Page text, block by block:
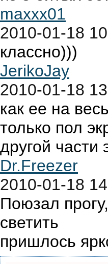
maxxx01
2010-01-18
классно)))
JerikoJay
2010-01-18
как ее на
только пол
другой части
Dr.Freezer
2010-01-18
Поюзал
светить
пришлось